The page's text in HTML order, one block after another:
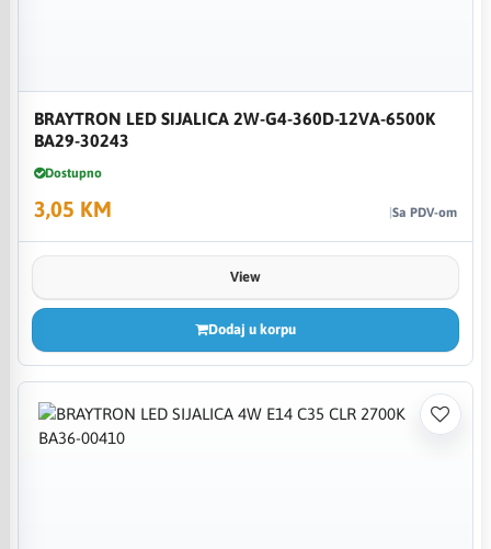
BRAYTRON LED SIJALICA 2W-G4-360D-12VA-6500K
BA29-30243
Dostupno
3,05 KM Sa PDV-om
View
Dodaj u korpu